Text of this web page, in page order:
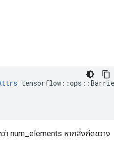
num_elements หากสิ่งกีดขวาง